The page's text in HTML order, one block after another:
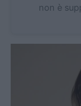
non è